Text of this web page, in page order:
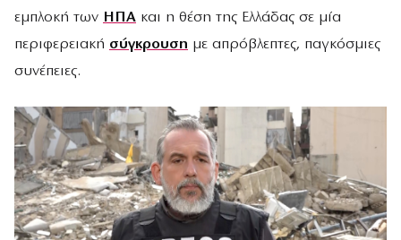
εμπλοκή των ΗΠΑ και η θέση της Ελλάδας σε μία
περιφερειακή σύγκρουση με απρόβλεπτες, παγκόσμιες
συνέπειες.